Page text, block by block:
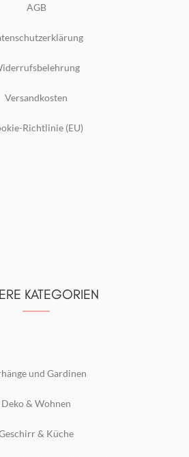
AGB
Versandkosten
Richtlinie (EU)
KATEGORIEN
und Gardinen
Deko & Wohnen
& Küche